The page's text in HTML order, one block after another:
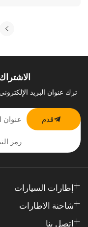
ترك عنوان البريد
قدم
إطارات السيارات
شاحنة الاطارات
اتصل بنا